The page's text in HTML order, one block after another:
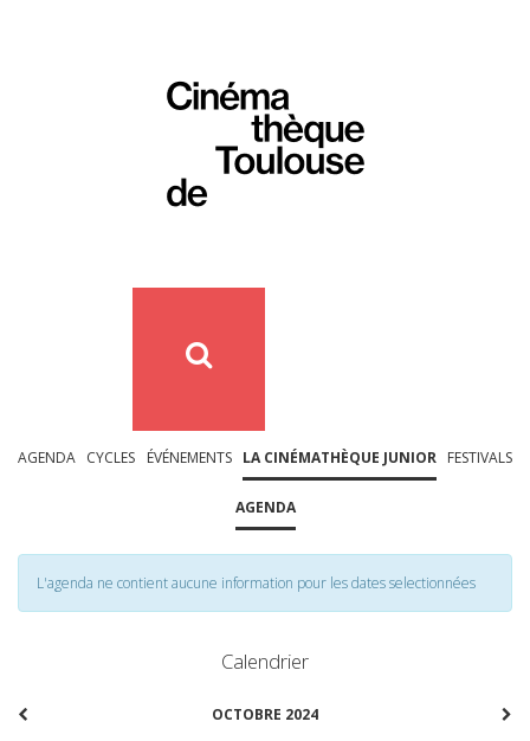
AGENDA CYCLES ÉVÉNEMENTS LA CINÉMATHÈQUE JUNIOR FESTIVALS
AGENDA
L'agenda ne contient aucune information pour les dates selectionnées
Calendrier
OCTOBRE 2024